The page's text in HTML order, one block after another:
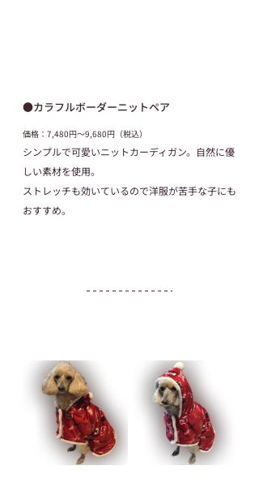
●カラフルボーダーニットペア
価格：7,480円～9,680円（税込）
シンプルで可愛いニットカーディガン。自然に優
しい素材を使用。
ストレッチも効いているので洋服が苦手な子にも
おすすめ。